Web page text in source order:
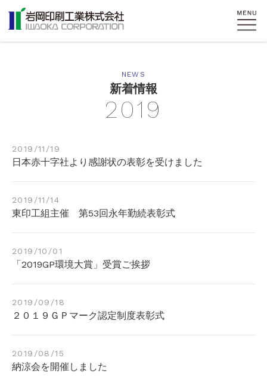
NEWS
新着情報
2019
2019/11/19
日本赤十字社より感謝状の表彰を受けました
2019/11/14
東印工組主催 第53回永年勤続表彰式
2019/10/01
「2019GP環境大賞」受賞ご挨拶
2019/09/18
２０１９ＧＰマーク認定制度表彰式
2019/08/15
納涼会を開催しました